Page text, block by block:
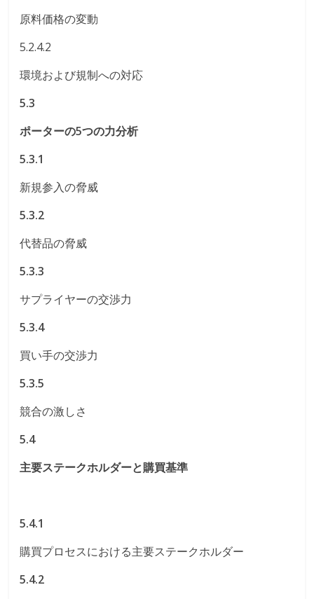
原料価格の変動
5.2.4.2
環境および規制への対応
5.3
ポーターの5つの力分析
5.3.1
新規参入の脅威
5.3.2
代替品の脅威
5.3.3
サプライヤーの交渉力
5.3.4
買い手の交渉力
5.3.5
競合の激しさ
5.4
主要ステークホルダーと購買基準
5.4.1
購買プロセスにおける主要ステークホルダー
5.4.2